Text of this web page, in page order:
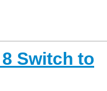
Switch to